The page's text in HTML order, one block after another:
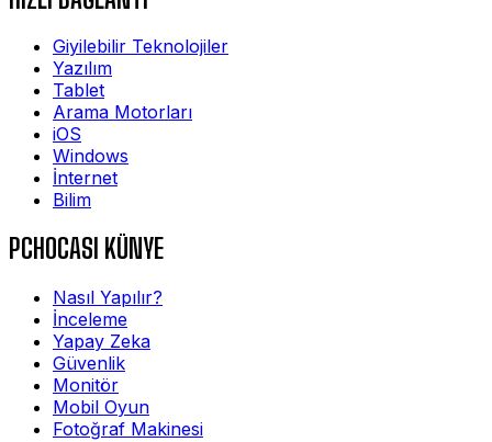
Giyilebilir Teknolojiler
Yazılım
Tablet
Arama Motorları
iOS
Windows
İnternet
Bilim
PCHOCASI KÜNYE
Nasıl Yapılır?
İnceleme
Yapay Zeka
Güvenlik
Monitör
Mobil Oyun
Fotoğraf Makinesi